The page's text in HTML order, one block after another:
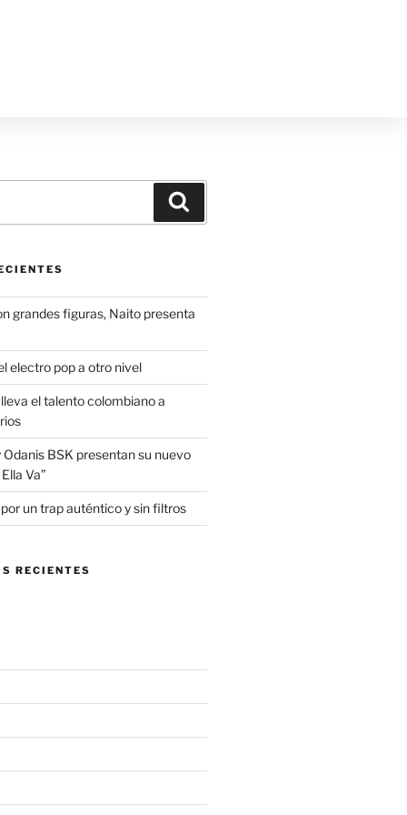
grandes figuras, Naito presenta
electro pop a otro nivel
el talento colombiano a
BSK presentan su nuevo
Va”
un trap auténtico y sin filtros
RECIENTES